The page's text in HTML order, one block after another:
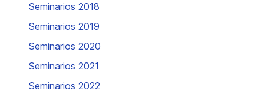
Seminarios 2018
Seminarios 2019
Seminarios 2020
Seminarios 2021
Seminarios 2022